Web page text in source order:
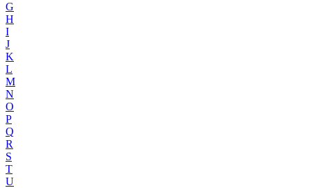
G
H
I
J
K
L
M
N
O
P
Q
R
S
T
U